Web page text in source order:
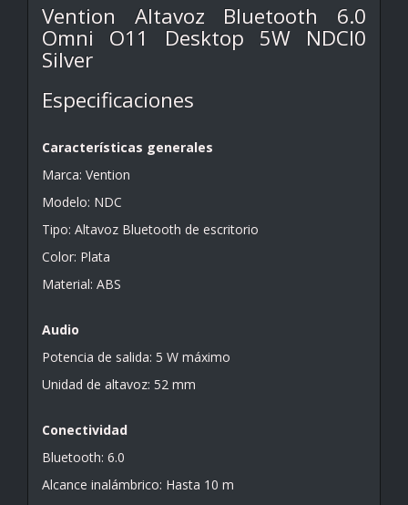
Vention Altavoz Bluetooth 6.0
Omni O11 Desktop 5W NDCI0
Silver
Especificaciones
Características generales
Marca: Vention
Modelo: NDC
Tipo: Altavoz Bluetooth de escritorio
Color: Plata
Material: ABS
Audio
Potencia de salida: 5 W máximo
Unidad de altavoz: 52 mm
Conectividad
Bluetooth: 6.0
Alcance inalámbrico: Hasta 10 m